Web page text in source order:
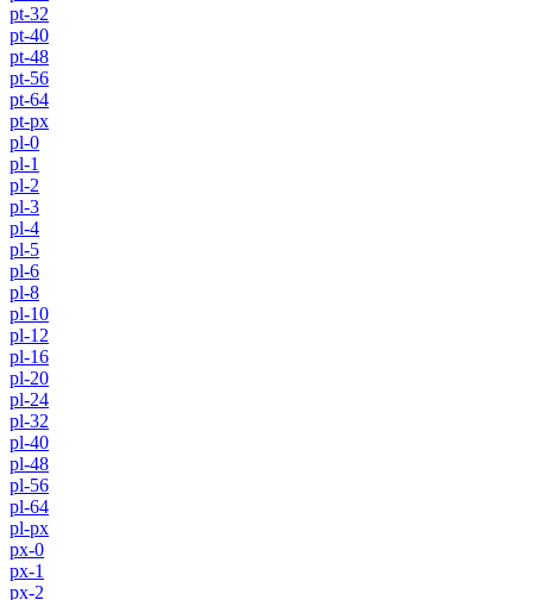
pt-32
pt-40
pt-48
pt-56
pt-64
pt-px
pl-0
pl-1
pl-2
pl-3
pl-4
pl-5
pl-6
pl-8
pl-10
pl-12
pl-16
pl-20
pl-24
pl-32
pl-40
pl-48
pl-56
pl-64
pl-px
px-0
px-1
px-2